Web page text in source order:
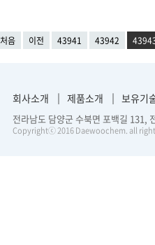
처음 이전 43941 43942
회사소개 제품소개 보유기
전라남도 담양군 수북면 포백길
Copyrightⓒ 2016 Daewoochem. all